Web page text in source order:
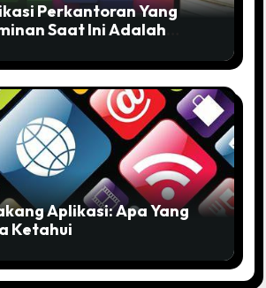
Perkantoran Yang
Saat Ini Adalah
Aplikasi: Apa Yang
Ketahui